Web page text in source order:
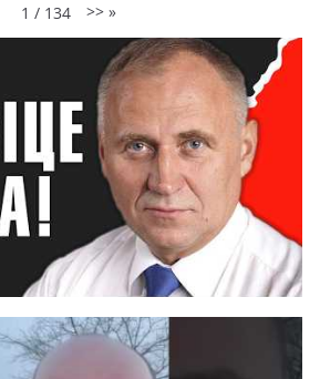
1 / 134 >> »